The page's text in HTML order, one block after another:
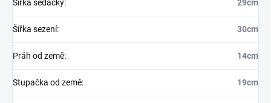
Šířka sedačky: 29cm
Šířka sezení: 30cm
Práh od země: 14cm
Stupačka od země: 19cm